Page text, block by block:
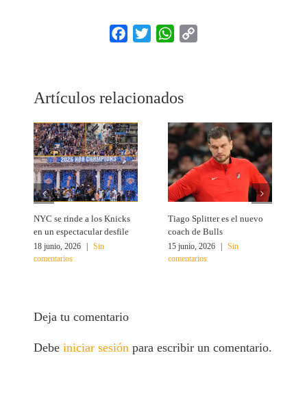
Facebook
Twitter WhatsApp
Artículos relacionados
NYC se rinde a los Knicks
en un espectacular desfile
18 junio, 2026
Sin
comentarios
Tiago Splitter es el nuevo
coach de Bulls
15 junio, 2026
Sin
comentarios
Deja tu comentario
Debeiniciar sesiónpara escribir un comentario.